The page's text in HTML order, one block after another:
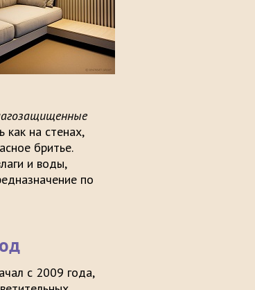
на стенах,
бритье.
и воды,
по
с 2009 года,